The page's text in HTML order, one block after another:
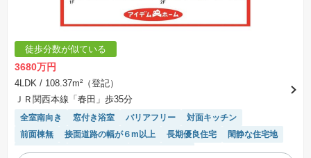
徒歩分数が似ている
3680万円
4LDK / 108.37m²（登記）
ＪＲ関西本線「春田」歩35分
全室南向き 窓付き浴室 バリアフリー
対面キッチン
前面棟無
接面道路の幅が６m以上 長期優良住宅
閑静な住宅地
浴室乾燥機
温水洗浄便座
トイレ2個以上